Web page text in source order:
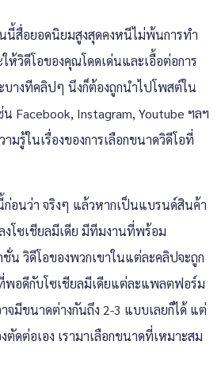
นี้สื่อยอดนิยมสูงสุดคงหนีไม่พ้นการทำ
ห้วิดีโอของคุณโดดเด่นและเอื้อต่อการ
บางทีคลิปๆ นึงก็ต้องถูกนำไปโพสต์ใน
Facebook, Instagram, Youtube ฯลฯ
มรู้ในเรื่องของการเลือกขนาดวิดีโอที่
ก่อนว่า จริงๆ แล้วหากเป็นแบรนด์สินค้า
งโซเชียลมีเดีย มีทีมงานที่พร้อม
น วิดีโอของพวกเขาในแต่ละคลิปจะถูก
พอดีกับโซเชียลมีเดียแต่ละแพลตฟอร์ม
จมีขนาดต่างกันถึง 2-3 แบบเลยก็ได้ แต่
ตัดต่อเอง เรามาเลือกขนาดที่เหมาะสม